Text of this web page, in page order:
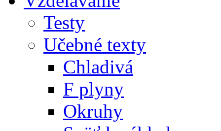
Testy
Učebné texty
Chladivá
F plyny
Okruhy